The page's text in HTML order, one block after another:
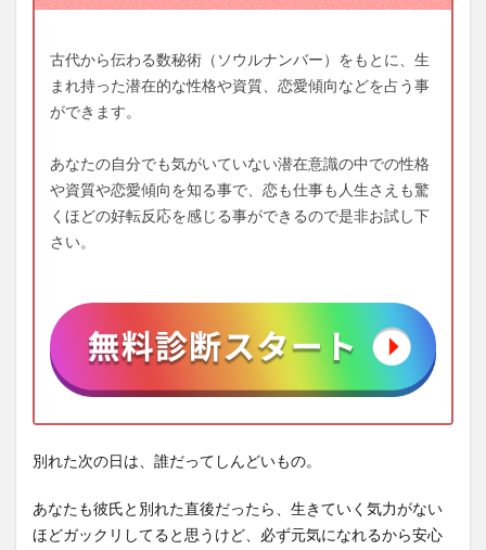
古代から伝わる数秘術（ソウルナンバー）をもとに、生
まれ持った潜在的な性格や資質、恋愛傾向などを占う事
ができます。
あなたの自分でも気がいていない潜在意識の中での性格
や資質や恋愛傾向を知る事で、恋も仕事も人生さえも驚
くほどの好転反応を感じる事ができるので是非お試し下
さい。
別れた次の日は、誰だってしんどいもの。
あなたも彼氏と別れた直後だったら、生きていく気力がない
ほどガックリしてると思うけど、必ず元気になれるから安心